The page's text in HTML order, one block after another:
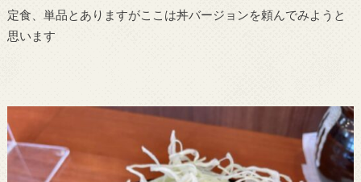
定食、単品とありますがここは丼バージョンを頼んでみようと
思います